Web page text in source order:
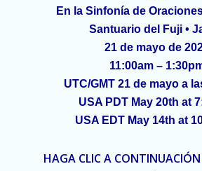
En la Sinfonía de
Santuario del Fuji •
21 de mayo de
11:00am –
UTC/GMT 21 de mayo a
USA PDT May 20th at
USA EDT May 14th at
HAGA CLIC A